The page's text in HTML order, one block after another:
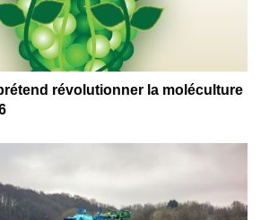
révolutionner la moléculture